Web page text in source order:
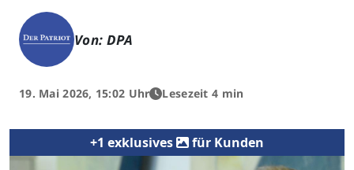
Von: DPA
19. Mai 2026, 15:02 Uhr Lesezeit 4 min
+1 exklusives für Kunden